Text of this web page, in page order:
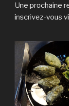
Une prochaine
inscrivez-vous